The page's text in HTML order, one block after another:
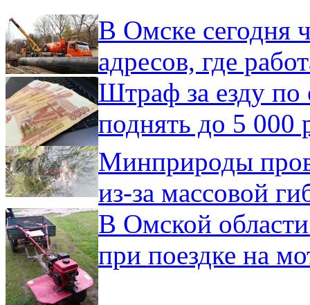
В Омске сегодня
адресов, где
Штраф за езду по
поднять до 5 000
Минприроды
из-за массовой
В Омской
при поездке на